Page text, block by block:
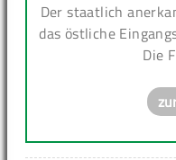
Der staatlich
das östliche
Die